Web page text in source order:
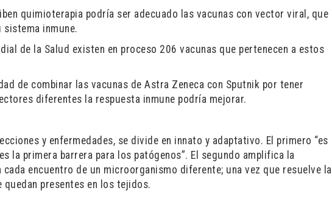
quimioterapia podría ser adecuado las vacunas con vector viral, que
inmune.
de la Salud existen en proceso 206 vacunas que pertenecen a estos
de combinar las vacunas de Astra Zeneca con Sputnik por tener
diferentes la respuesta inmune podría mejorar.
y enfermedades, se divide en innato y adaptativo. El primero “es
la primera barrera para los patógenos”. El segundo amplifica la
cada encuentro de un microorganismo diferente; una vez que resuelve la
presentes en los tejidos.